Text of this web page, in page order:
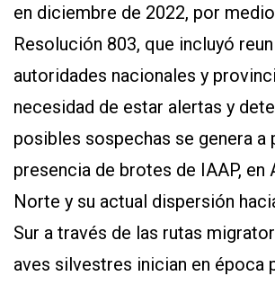
en diciembre de 2022, por
Resolución 803, que incluyó
autoridades nacionales y
necesidad de estar alertas y
posibles sospechas se genera a
presencia de brotes de IAAP, en
Norte y su actual dispersión
Sur a través de las rutas
aves silvestres inician en época